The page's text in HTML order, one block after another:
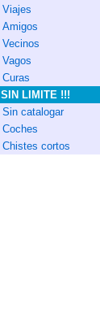
Viajes
Amigos
Vecinos
Vagos
Curas
SIN LIMITE !!!
Sin catalogar
Coches
Chistes cortos